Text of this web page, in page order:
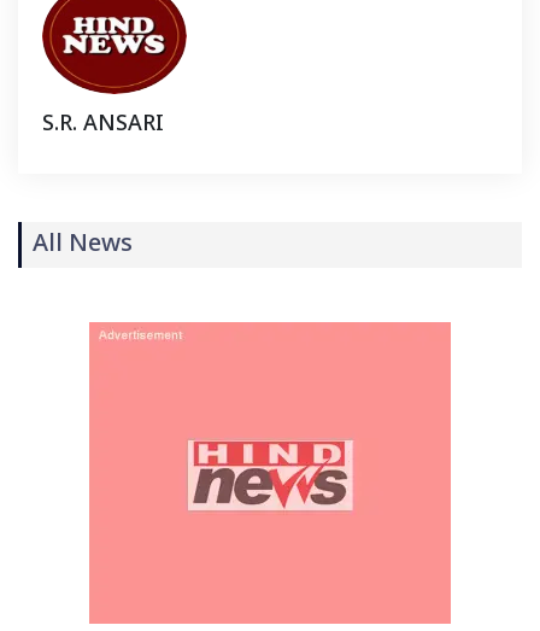
S.R. ANSARI
All News